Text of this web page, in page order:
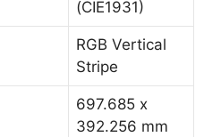
(CIE1931)
RGB Vertical
Stripe
697.685 x
392.256 mm